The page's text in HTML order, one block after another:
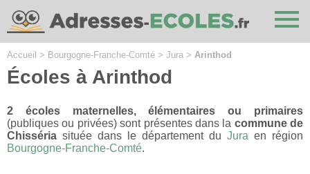
Accueil > Bourgogne-Franche-Comté > Jura > Arinthod
Écoles à Arinthod
2 écoles maternelles, élémentaires ou primaires
(publiques ou privées) sont présentes dans la commune de
Chisséria située dans le département du Jura en région
Bourgogne-Franche-Comté.